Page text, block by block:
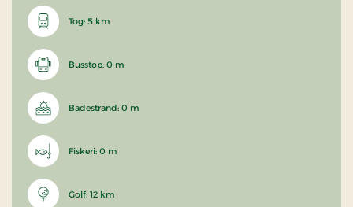
Tog: 5 km
Busstop: 0 m
Badestrand: 0 m
Fiskeri: 0 m
Golf: 12 km